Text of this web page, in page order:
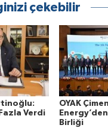
çekebilir
Verdi
OYAK
Birliği